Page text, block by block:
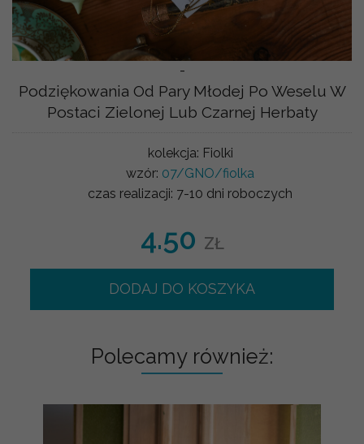
-
Podziękowania Od Pary Młodej Po Weselu W
Postaci Zielonej Lub Czarnej Herbaty
kolekcja: Fiolki
wzór: 07/GNO/fiolka
czas realizacji: 7-10 dni roboczych
4.50 ZŁ
DODAJ DO KOSZYKA
Polecamy również: